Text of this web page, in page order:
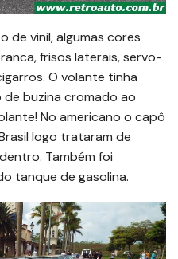
de vinil, algumas cores
frisos laterais, servo-
O volante tinha
buzina cromado ao
No americano o capô
logo trataram de
Também foi
tanque de gasolina.